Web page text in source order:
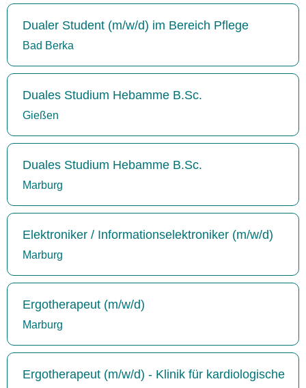
Dualer Student (m/w/d) im Bereich Pflege
Bad Berka
Duales Studium Hebamme B.Sc.
Gießen
Duales Studium Hebamme B.Sc.
Marburg
Elektroniker / Informationselektroniker (m/w/d)
Marburg
Ergotherapeut (m/w/d)
Marburg
Ergotherapeut (m/w/d) - Klinik für kardiologische